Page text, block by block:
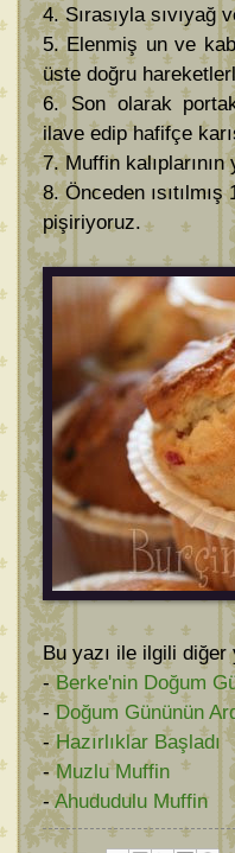
4. Sırasıyla
5. Elenmiş un ve
üste doğru
6. Son olarak
ilave edip hafifçe
7. Muffin kalıplarının
8. Önceden ısıtılmış
pişiriyoruz.
Bu yazı ile ilgili diğer
-Berke'nin Doğum
-Doğum Gününün
-Hazırlıklar Başladı
-Muzlu Muffin
-Ahududulu Muffin